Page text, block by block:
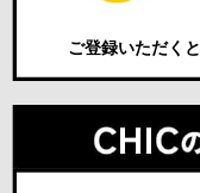
ご登録いただくと